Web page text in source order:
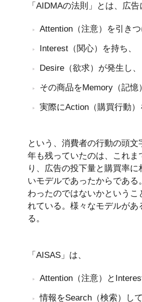
「AIDMAの法則」とは、広
Attention（注意）を引き
Interest（関心）を持ち、
Desire（欲求）が発生し、
その商品をMemory（記憶
実際にAction（購買行動
という、消費者の行動の頭
年も残っていたのは、これ
り、広告の投下量と購買率
いモデルであったからであ
わったのではないかという
れている。様々なモデルが
る。
「AISAS」は、
Attention（注意）と
情報をSearch（検索）し